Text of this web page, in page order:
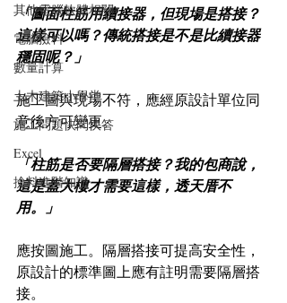
其他電腦軟體相關
電腦撿料
數量計算
土木建築小學堂
施工問題快問快答
Excel
撿料進階知識
「圖面柱筋用續接器，但現場是搭接？
這樣可以嗎？傳統搭接是不是比續接器
穩固呢？」
施工圖與現場不符，應經原設計單位同
意後方可變更。
「柱筋是否要隔層搭接？我的包商說，
這是蓋大樓才需要這樣，透天厝不
用。」
應按圖施工。隔層搭接可提高安全性，
原設計的標準圖上應有註明需要隔層搭
接。